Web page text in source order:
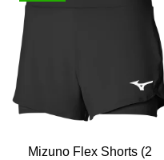
Mizuno Flex Shorts (2